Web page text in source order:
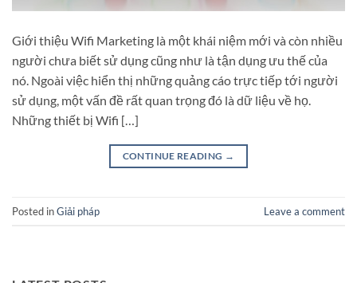
Giới thiệu Wifi Marketing là một khái niệm mới và còn nhiều
người chưa biết sử dụng cũng như là tận dụng ưu thế của
nó. Ngoài việc hiển thị những quảng cáo trực tiếp tới người
sử dụng, một vấn đề rất quan trọng đó là dữ liệu về họ.
Những thiết bị Wifi […]
CONTINUE READING →
Posted inGiải pháp Leave a comment